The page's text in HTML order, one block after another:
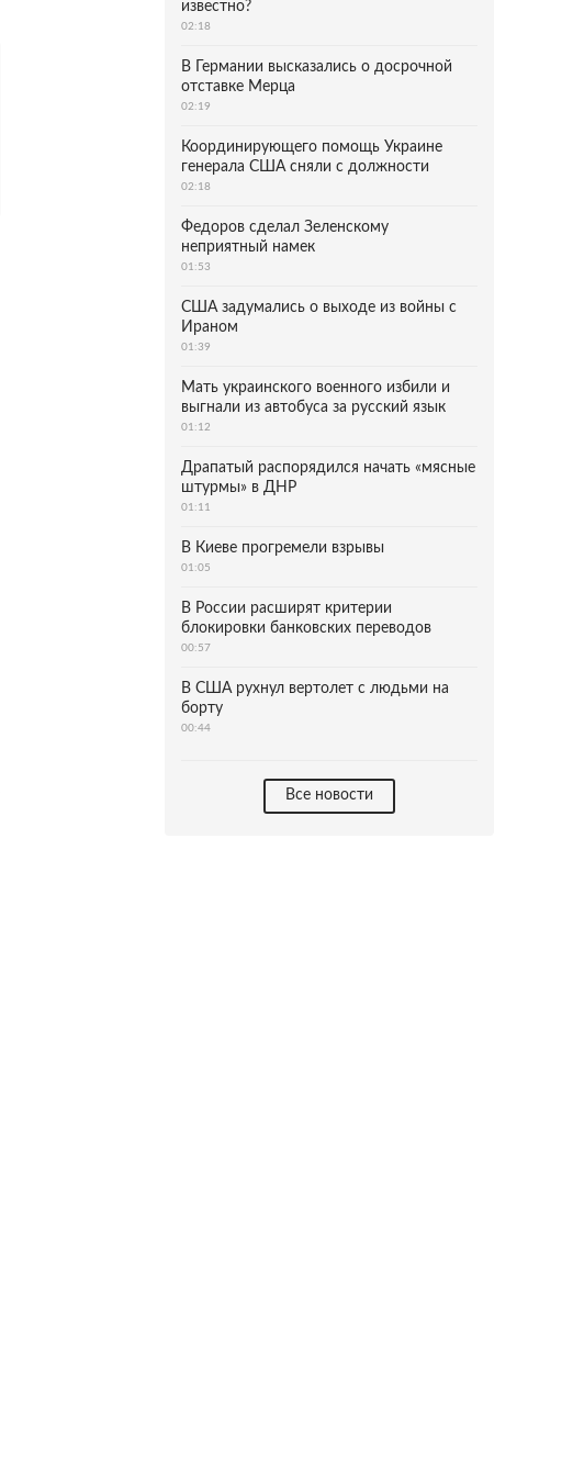
известно?
02:18
В Германии высказались о досрочной
отставке Мерца
02:19
Координирующего помощь Украине
генерала США сняли с должности
02:18
Федоров сделал Зеленскому
неприятный намек
01:53
США задумались о выходе из войны с
Ираном
01:39
Мать украинского военного избили и
выгнали из автобуса за русский язык
01:12
Драпатый распорядился начать «мясные
штурмы» в ДНР
01:11
В Киеве прогремели взрывы
01:05
В России расширят критерии
блокировки банковских переводов
00:57
В США рухнул вертолет с людьми на
борту
00:44
Все новости